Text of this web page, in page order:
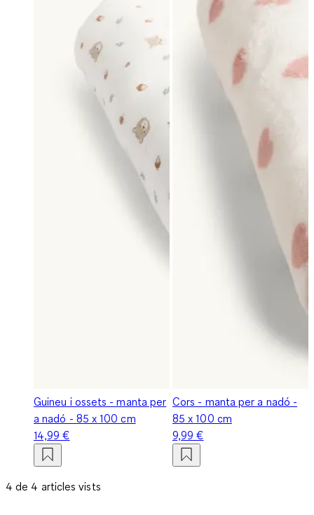
Guineu i ossets - manta per
a nadó - 85 x 100 cm
14,99 €
Cors - manta per a nadó -
85 x 100 cm
9,99 €
4 de 4 articles vists